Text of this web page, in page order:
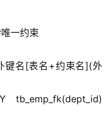
一约束
键名[表名+约束名](外
tb_emp_fk(dept_id)